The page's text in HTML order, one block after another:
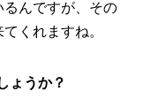
んですが、その
くれますね。
ょうか？